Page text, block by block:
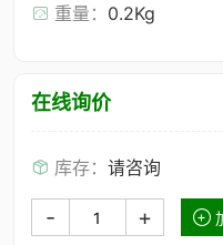
重量： 0.2Kg
在线询价
库存： 请咨询
- +